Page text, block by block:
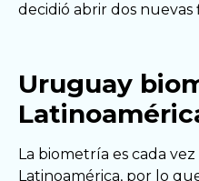
decidió abrir dos
Uruguay
La biometría es cada
Latinoamérica, por lo